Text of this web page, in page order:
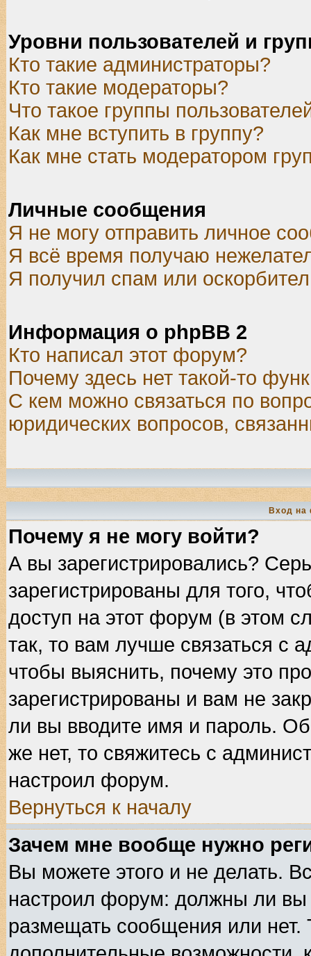
Уровни пользователей и
Кто такие администраторы?
Кто такие модераторы?
Что такое группы
Как мне вступить в группу?
Как мне стать модератором
Личные сообщения
Я не могу отправить личное
Я всё время получаю
Я получил спам или
Информация о phpBB 2
Кто написал этот форум?
Почему здесь нет такой-то
С кем можно связаться по
юридических вопросов,
Вход на
Почему я не могу войти?
А вы зарегистрировались?
зарегистрированы для того,
доступ на этот форум (в этом
так, то вам лучше связаться с
чтобы выяснить, почему это
зарегистрированы и вам не
ли вы вводите имя и пароль.
же нет, то свяжитесь с
настроил форум.
Вернуться к началу
Зачем мне вообще нужно
Вы можете этого и не делать.
настроил форум: должны ли вы
размещать сообщения или нет.